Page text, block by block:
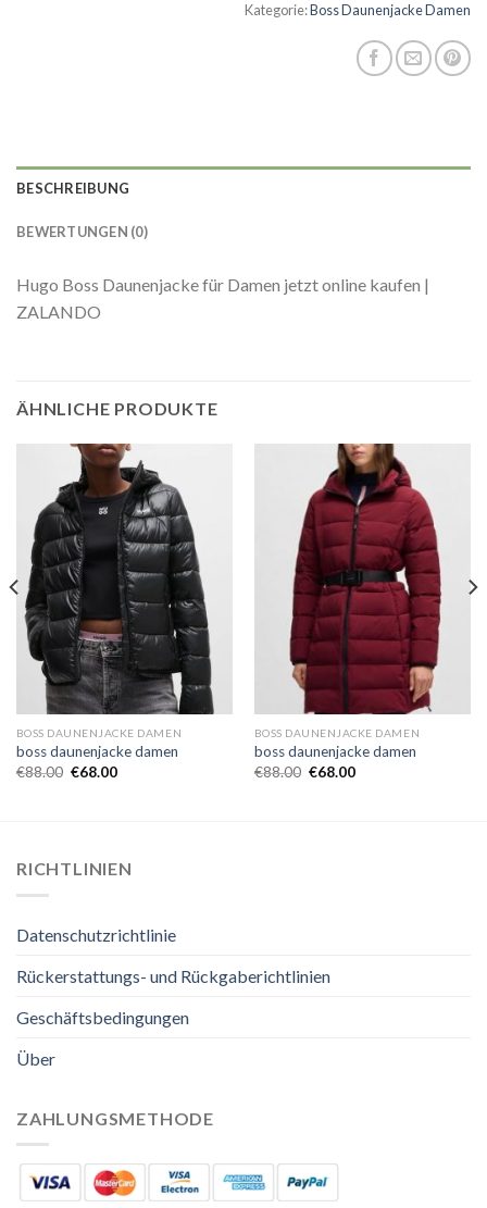
Kategorie:Boss Daunenjacke Damen
BESCHREIBUNG
BEWERTUNGEN (0)
Hugo Boss Daunenjacke für Damen jetzt online kaufen |
ZALANDO
ÄHNLICHE PRODUKTE
BOSS DAUNENJACKE DAMEN
boss daunenjacke damen
€88.00 €68.00
BOSS DAUNENJACKE DAMEN
boss daunenjacke damen
€88.00 €68.00
RICHTLINIEN
Datenschutzrichtlinie
Rückerstattungs- und Rückgaberichtlinien
Geschäftsbedingungen
Über
ZAHLUNGSMETHODE